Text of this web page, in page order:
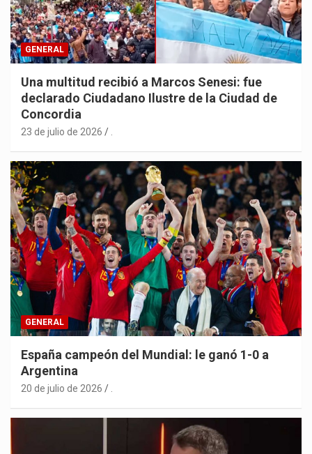
GENERAL
Una multitud recibió a Marcos Senesi: fue
declarado Ciudadano Ilustre de la Ciudad de
Concordia
23 de julio de 2026
GENERAL
España campeón del Mundial: le ganó 1-0 a
Argentina
20 de julio de 2026